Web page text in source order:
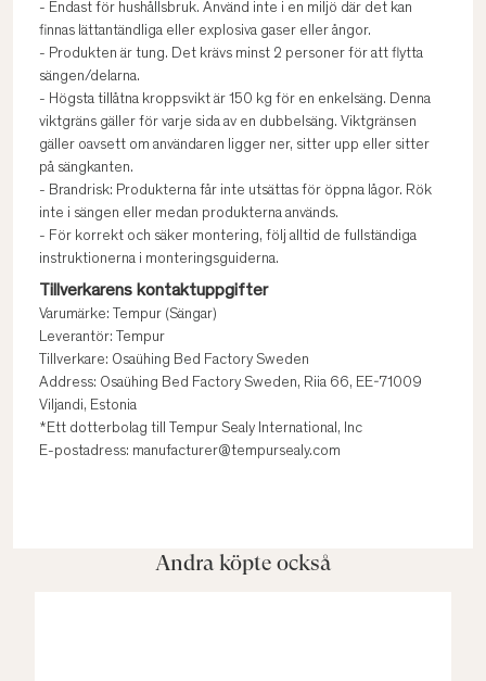
- Endast för hushållsbruk. Använd inte i en miljö där det kan
finnas lättantändliga eller explosiva gaser eller ångor.
- Produkten är tung. Det krävs minst 2 personer för att flytta
sängen/delarna.
- Högsta tillåtna kroppsvikt är 150 kg för en enkelsäng. Denna
viktgräns gäller för varje sida av en dubbelsäng. Viktgränsen
gäller oavsett om användaren ligger ner, sitter upp eller sitter
på sängkanten.
- Brandrisk: Produkterna får inte utsättas för öppna lågor. Rök
inte i sängen eller medan produkterna används.
- För korrekt och säker montering, följ alltid de fullständiga
instruktionerna i monteringsguiderna.
Tillverkarens kontaktuppgifter
Varumärke: Tempur (Sängar)
Leverantör: Tempur
Tillverkare: Osaühing Bed Factory Sweden
Address: Osaühing Bed Factory Sweden, Riia 66, EE-71009
Viljandi, Estonia
*Ett dotterbolag till Tempur Sealy International, Inc
E-postadress: manufacturer@tempursealy.com
Andra köpte också